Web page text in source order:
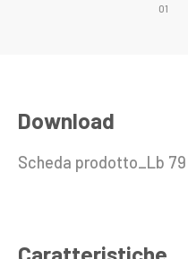
Download
Scheda prodotto_Lb 79
Caratteristiche